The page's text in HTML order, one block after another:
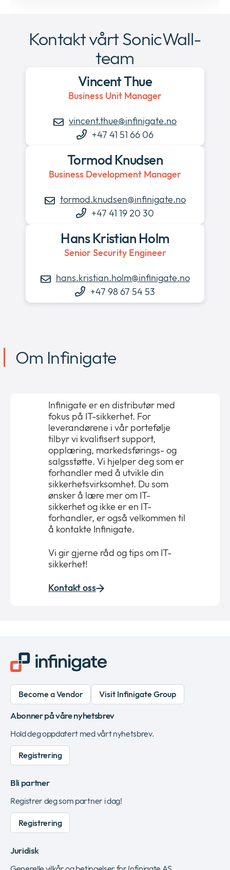
Kontakt vårt SonicWall-
team
Vincent Thue
Business Unit Manager
vincent.thue@infinigate.no
+47 41 51 66 06
Tormod Knudsen
Business Development Manager
tormod.knudsen@infinigate.no
+47 41 19 20 30
Hans Kristian Holm
Senior Security Engineer
hans.kristian.holm@infinigate.no
+47 98 67 54 53
Om Infinigate
Infinigate er en distributør med
fokus på IT-sikkerhet. For
leverandørene i vår portefølje
tilbyr vi kvalifisert support,
opplæring, markedsførings- og
salgsstøtte. Vi hjelper deg som er
forhandler med å utvikle din
sikkerhetsvirksomhet. Du som
ønsker å lære mer om IT-
sikkerhet og ikke er en IT-
forhandler, er også velkommen til
å kontakte Infinigate.
Vi gir gjerne råd og tips om IT-
sikkerhet!
Kontakt oss
Become a Vendor Visit Infinigate Group
Abonner på våre nyhetsbrev
Hold deg oppdatert med vårt nyhetsbrev.
Registrering
Bli partner
Registrer deg som partner i dag!
Registrering
Juridisk